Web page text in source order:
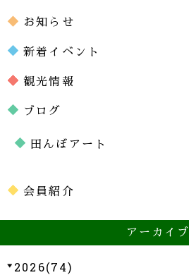
お知らせ
新着イベント
観光情報
ブログ
田んぼアート
会員紹介
アーカイブ
2026(74)